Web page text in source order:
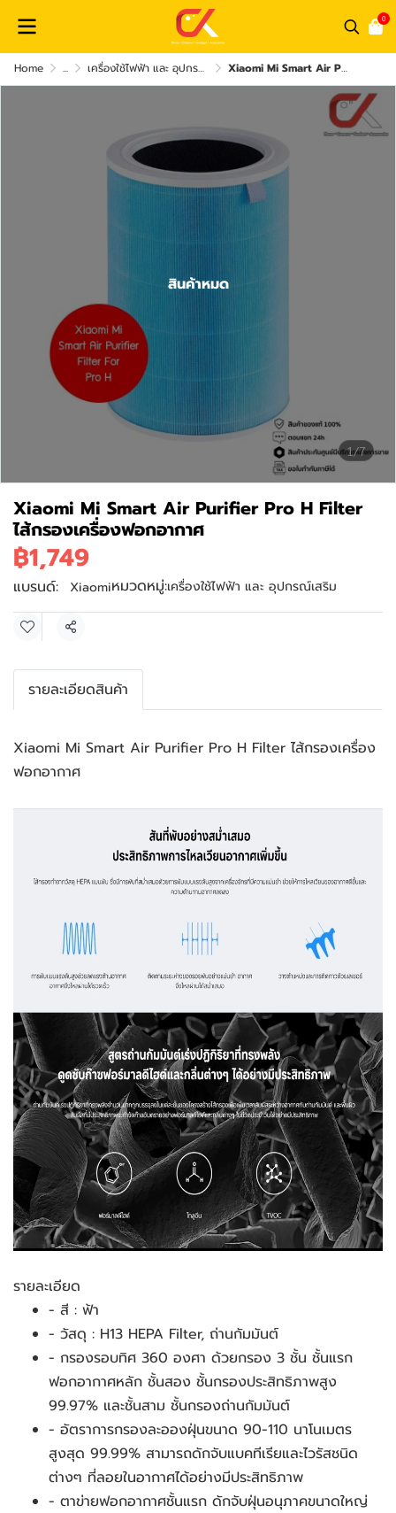
0
Home ... เครื่องใช้ไฟฟ้า และ อุปกรณ์เสริม Xiaomi Mi Smart Air Purifier Pro H Filter ไส้กรองเครื่องฟอกอากาศ
1/7
สินค้าหมด
Xiaomi Mi Smart Air Purifier Pro H Filter
ไส้กรองเครื่องฟอกอากาศ
฿1,749
แบรนด์: Xiaomiหมวดหมู่:เครื่องใช้ไฟฟ้า และ อุปกรณ์เสริม
แชร์
รายละเอียดสินค้า
Xiaomi Mi Smart Air Purifier Pro H Filter ไส้กรองเครื่อง
ฟอกอากาศ
รายละเอียด
- สี : ฟ้า
- วัสดุ : H13 HEPA Filter, ถ่านกัมมันต์
- กรองรอบทิศ 360 องศา ด้วยกรอง 3 ชั้น ชั้นแรก
ฟอกอากาศหลัก ชั้นสอง ชั้นกรองประสิทธิภาพสูง
99.97% และชั้นสาม ชั้นกรองถ่านกัมมันต์
- อัตราการกรองละอองฝุ่นขนาด 90-110 นาโนเมตร
สูงสุด 99.99% สามารถดักจับแบคทีเรียและไวรัสชนิด
ต่างๆ ที่ลอยในอากาศได้อย่างมีประสิทธิภาพ
- ตาข่ายฟอกอากาศชั้นแรก ดักจับฝุ่นอนุภาคขนาดใหญ่